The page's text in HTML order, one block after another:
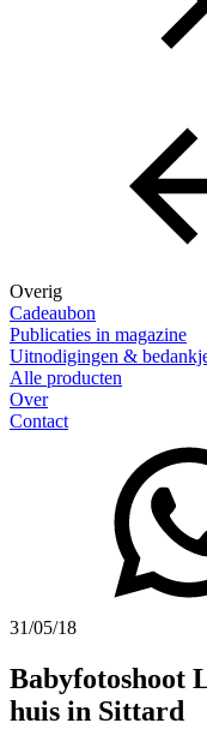
Overig
Cadeaubon
Publicaties in magazine
Uitnodigingen &
Alle producten
Over
Contact
31/05/18
Babyfotoshoot
huis in Sittard